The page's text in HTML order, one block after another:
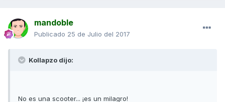
mandoble
Publicado 25 de Julio del 2017
Kollapzo dijo:
No es una scooter... ¡es un milagro!